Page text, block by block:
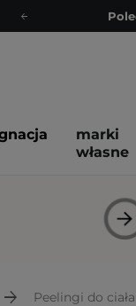
marki
własne
Peelingi do ciała